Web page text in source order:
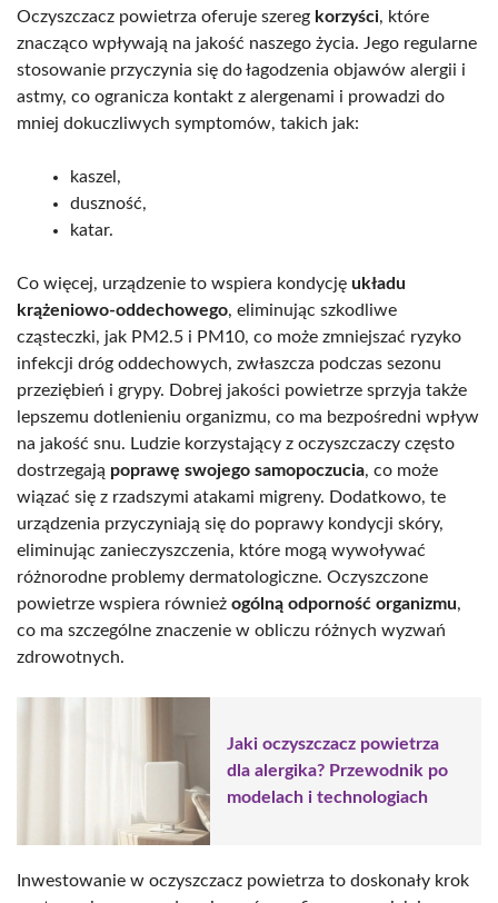
Oczyszczacz powietrza oferuje szereg korzyści, które
znacząco wpływają na jakość naszego życia. Jego regularne
stosowanie przyczynia się do łagodzenia objawów alergii i
astmy, co ogranicza kontakt z alergenami i prowadzi do
mniej dokuczliwych symptomów, takich jak:
kaszel,
duszność,
katar.
Co więcej, urządzenie to wspiera kondycję układu
krążeniowo-oddechowego, eliminując szkodliwe
cząsteczki, jak PM2.5 i PM10, co może zmniejszać ryzyko
infekcji dróg oddechowych, zwłaszcza podczas sezonu
przeziębień i grypy. Dobrej jakości powietrze sprzyja także
lepszemu dotlenieniu organizmu, co ma bezpośredni wpływ
na jakość snu. Ludzie korzystający z oczyszczaczy często
dostrzegają poprawę swojego samopoczucia, co może
wiązać się z rzadszymi atakami migreny. Dodatkowo, te
urządzenia przyczyniają się do poprawy kondycji skóry,
eliminując zanieczyszczenia, które mogą wywoływać
różnorodne problemy dermatologiczne. Oczyszczone
powietrze wspiera również ogólną odporność organizmu,
co ma szczególne znaczenie w obliczu różnych wyzwań
zdrowotnych.
Jaki oczyszczacz powietrza
dla alergika? Przewodnik po
modelach i technologiach
Inwestowanie w oczyszczacz powietrza to doskonały krok